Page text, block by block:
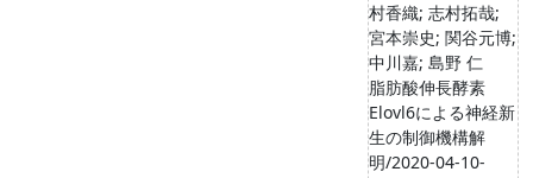
村香織; 志村拓哉;
宮本崇史; 関谷元博;
中川嘉; 島野 仁
脂肪酸伸長酵素
Elovl6による神経新
生の制御機構解
明/2020-04-10-